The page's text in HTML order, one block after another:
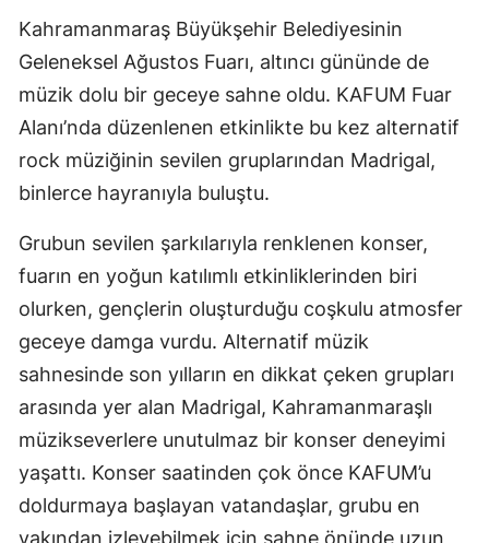
Kahramanmaraş Büyükşehir Belediyesinin
Geleneksel Ağustos Fuarı, altıncı gününde de
müzik dolu bir geceye sahne oldu. KAFUM Fuar
Alanı’nda düzenlenen etkinlikte bu kez alternatif
rock müziğinin sevilen gruplarından Madrigal,
binlerce hayranıyla buluştu.
Grubun sevilen şarkılarıyla renklenen konser,
fuarın en yoğun katılımlı etkinliklerinden biri
olurken, gençlerin oluşturduğu coşkulu atmosfer
geceye damga vurdu. Alternatif müzik
sahnesinde son yılların en dikkat çeken grupları
arasında yer alan Madrigal, Kahramanmaraşlı
müzikseverlere unutulmaz bir konser deneyimi
yaşattı. Konser saatinden çok önce KAFUM’u
doldurmaya başlayan vatandaşlar, grubu en
yakından izleyebilmek için sahne önünde uzun